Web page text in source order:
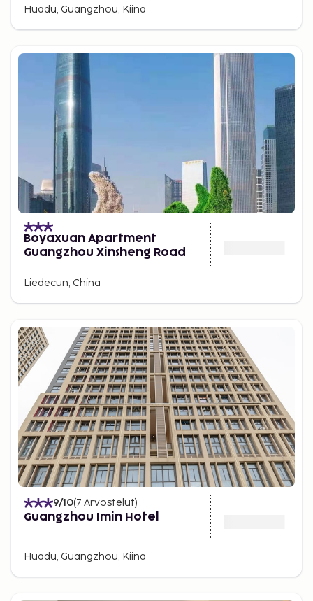
Huadu, Guangzhou, Kiina
Boyaxuan Apartment
Guangzhou Xinsheng Road
Liedecun, China
9/10(7 Arvostelut)
Guangzhou Imin Hotel
Huadu, Guangzhou, Kiina